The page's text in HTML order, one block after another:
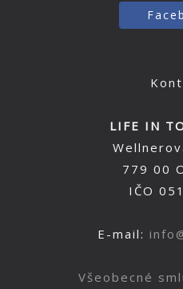
LIFE IN
779 00
IČO
E-mail:
Všeobecné